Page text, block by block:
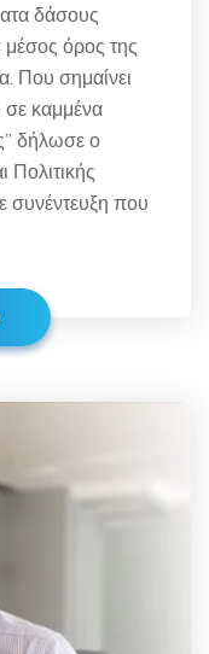
δάσους
μέσος όρος της
Που σημαίνει
σε καμμένα
δήλωσε ο
Πολιτικής
συνέντευξη που